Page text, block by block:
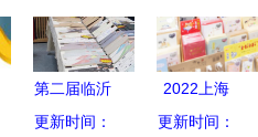
第二届临沂
文化办公用
更新时间：
2022上海
文具文化用
更新时间：